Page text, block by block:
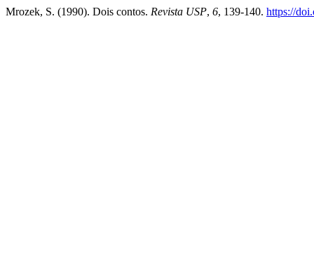
Mrozek, S. (1990). Dois contos. Revista USP, 6, 139-140. https://